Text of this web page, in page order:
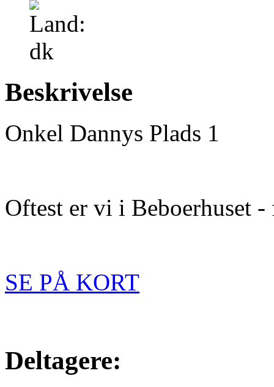
Beskrivelse
Onkel Dannys Plads 1
Oftest er vi i Beboerhuset
SE PÅ KORT
Deltagere: